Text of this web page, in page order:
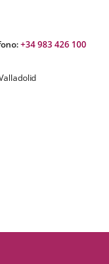
+34 983 426 100